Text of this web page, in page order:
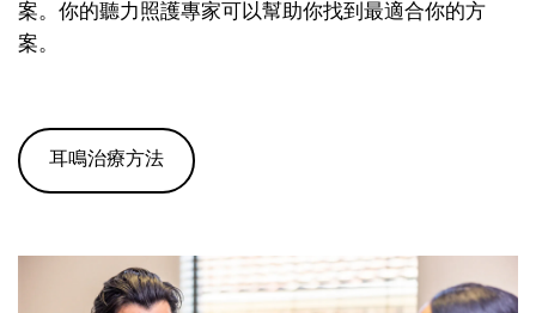
案。你的聽力照護專家可以幫助你找到最適合你的方
案。
耳鳴治療方法